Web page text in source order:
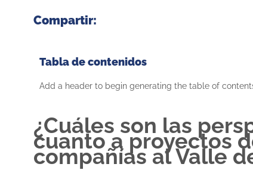
Compartir:
Tabla de contenidos
Add a header to begin generating the table of
¿Cuáles son las
cuanto a proyectos
compañías al Valle